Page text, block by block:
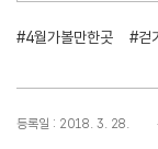
#4월가볼만한곳 #걷
등록일 : 2018. 3. 28.